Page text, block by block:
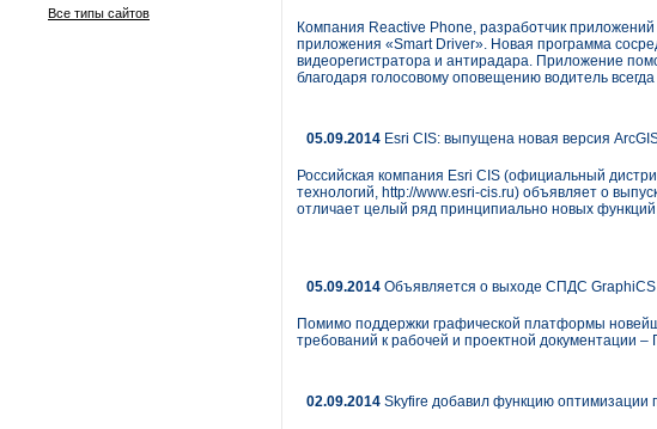
Все типы сайтов
Компания Reactive Phone, разработчик
приложения «Smart Driver». Новая программа
видеорегистратора и антирадара. Приложение
благодаря голосовому оповещению водитель
05.09.2014 Esri CIS: выпущена новая версия
Российская компания Esri CIS (официальный
технологий, http://www.esri-cis.ru) объявляет о
отличает целый ряд принципиально новых
05.09.2014 Объявляется о выходе СПДС
Помимо поддержки графической платформы
требований к рабочей и проектной документации
02.09.2014 Skyfire добавил функцию оптимизации